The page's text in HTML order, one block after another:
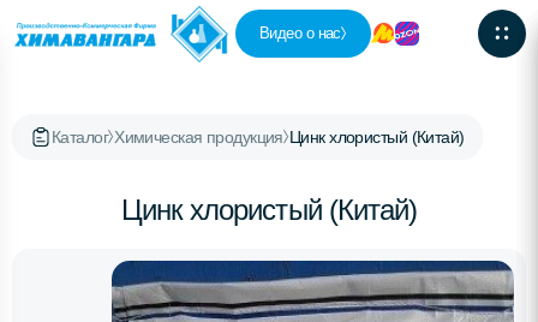
Видео о нас
Каталог Химическая продукция Цинк хлористый (Китай)
Цинк хлористый (Китай)